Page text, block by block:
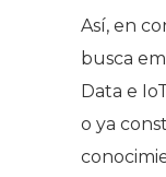
Así, en
busca
Data e
o ya